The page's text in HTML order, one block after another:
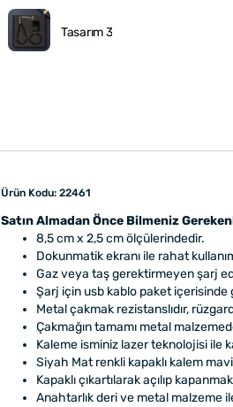
Tasarım 3
Ürün Kodu: 22461
Satın Almadan Önce Bilmeniz
8,5 cm x 2,5 cm ölçülerindedir.
Dokunmatik ekranı ile rahat
Gaz veya taş gerektirmeyen şarj
Şarj için usb kablo paket içerisinde
Metal çakmak rezistanslıdır,
Çakmağın tamamı metal
Kaleme isminiz lazer teknolojisi ile
Siyah Mat renkli kapaklı kalem
Kapaklı çıkartılarak açılıp
Anahtarlık deri ve metal malzeme